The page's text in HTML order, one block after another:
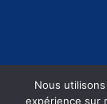
Nous
expérience sur